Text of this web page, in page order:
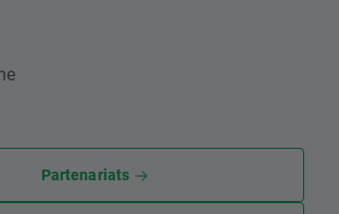
Partenariats